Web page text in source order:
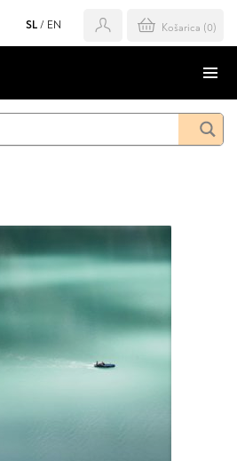
SL / EN Košarica (0)